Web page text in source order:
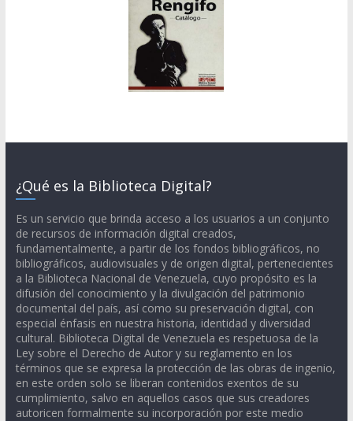
¿Qué es la Biblioteca Digital?
Es un servicio que brinda acceso a los usuarios a un conjunto
de recursos de información digital creados,
fundamentalmente, a partir de los fondos bibliográficos, no
bibliográficos, audiovisuales y de origen digital, pertenecientes
a la Biblioteca Nacional de Venezuela, cuyo propósito es la
difusión del conocimiento y la divulgación del patrimonio
documental del país, así como su preservación digital, con
especial énfasis en nuestra historia, identidad y diversidad
cultural. Biblioteca Digital de Venezuela es respetuosa de la
Ley sobre el Derecho de Autor y su reglamento en los
términos que se expresa la protección de las obras de ingenio,
en este orden solo se liberan contenidos exentos de su
cumplimiento, salvo en aquellos casos que sus creadores
autoricen formalmente su incorporación por este medio